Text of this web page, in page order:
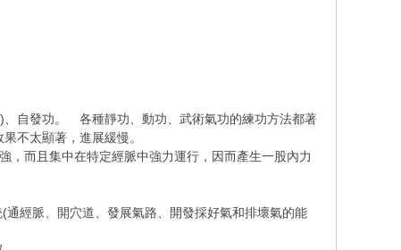
自發功。 各種靜功、動功、武術氣功的練功方法都著
果不太顯著，進展緩慢。
而且集中在特定經脈中強力運行，因而產生一股內力
脈、開穴道、發展氣路、開發採好氣和排壞氣的能